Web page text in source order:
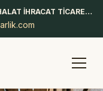
TYANA MİMARLIK İNŞAAT OTOMOTİV İTHALAT İHRACAT TİCARET LİMİTED ŞİRKETİ